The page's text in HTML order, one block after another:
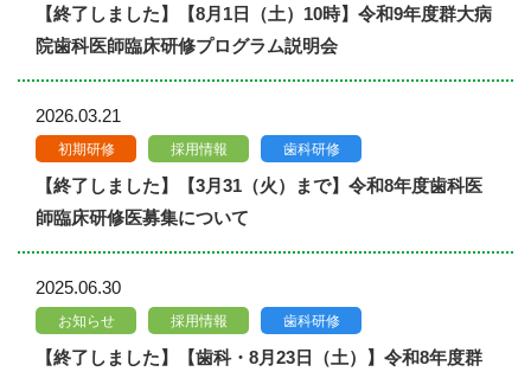
【終了しました】【8月1日（土）10時】令和9年度群大病
院歯科医師臨床研修プログラム説明会
2026.03.21
初期研修 採用情報 歯科研修
【終了しました】【3月31（火）まで】令和8年度歯科医
師臨床研修医募集について
2025.06.30
お知らせ 採用情報 歯科研修
【終了しました】【歯科・8月23日（土）】令和8年度群